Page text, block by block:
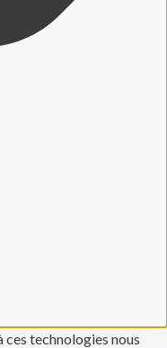
technologies nous